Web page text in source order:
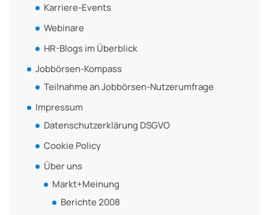
Karriere-Events
Webinare
HR-Blogs im Überblick
Jobbörsen-Kompass
Teilnahme an Jobbörsen-Nutzerumfrage
Impressum
Datenschutzerklärung DSGVO
Cookie Policy
Über uns
Markt+Meinung
Berichte 2008